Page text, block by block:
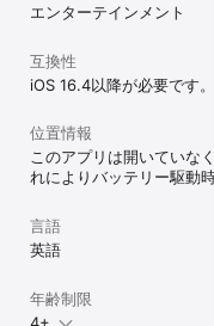
エンターテインメント
互換性
iOS 16.4以降が必要です。
位置情報
このアプリは開いていな
れによりバッテリー駆動
言語
英語
年齢制限
4+